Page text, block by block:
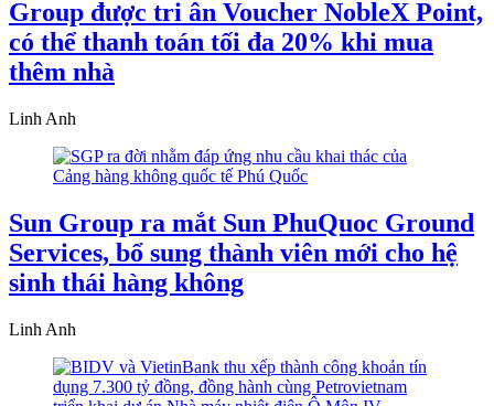
Group được tri ân Voucher NobleX Point,
có thể thanh toán tối đa 20% khi mua
thêm nhà
Linh Anh
Sun Group ra mắt Sun PhuQuoc Ground
Services, bổ sung thành viên mới cho hệ
sinh thái hàng không
Linh Anh